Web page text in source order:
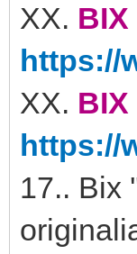
XX. BIX
https://
XX. BIX
https://
17.. Bix